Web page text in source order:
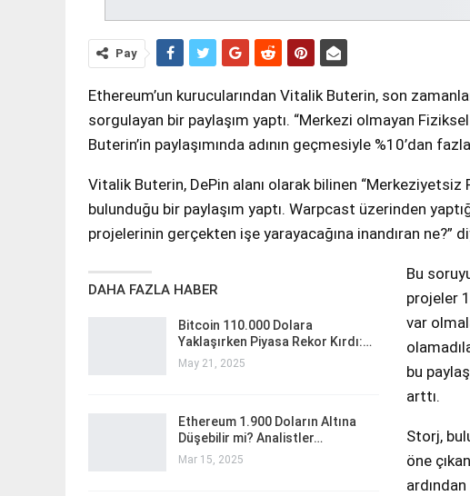
Pay
Ethereum’un kurucularından Vitalik Buterin, son
sorgulayan bir paylaşım yaptı. “Merkezi olmayan
Buterin’in paylaşımında adının geçmesiyle %10’dan
Vitalik Buterin, DePin alanı olarak bilinen
bulunduğu bir paylaşım yaptı. Warpcast üzerinden
projelerinin gerçekten işe yarayacağına inandıran ne?”
DAHA FAZLA HABER
Bitcoin 110.000 Dolara
Yaklaşırken Piyasa Rekor Kırdı:…
May 21, 2025
Ethereum 1.900 Doların Altına
Düşebilir mi? Analistler…
Mar 15, 2025
Bu
projeler
var
bu
arttı.
Storj,
öne